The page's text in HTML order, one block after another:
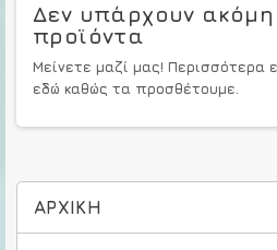
ΑΡΧΙΚΉ
Δεν υπάρχουν
προϊόντα
Μείνετε μαζί μας! Περισσότερα
εδώ καθώς τα προσθέτουμε.